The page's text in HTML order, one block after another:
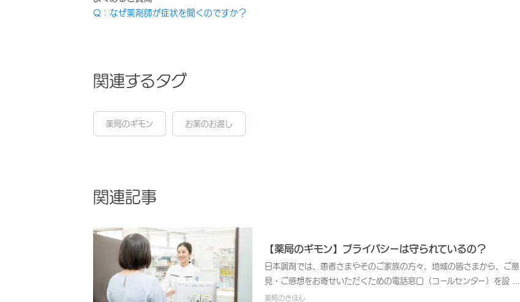
Q：なぜ薬剤師が症状を聞くのですか？
関連するタグ
薬局のギモン お薬のお渡し
関連記事
【薬局のギモン】プライバシーは守られているの？
日本調剤では、患者さまやそのご家族の方々、地域の皆さまから、ご意
見・ご感想をお寄せいただくための電話窓口（コールセンター）を設置
しています。皆さまが抱いている薬局に対する素朴なギモンの中から、
薬局のきほん